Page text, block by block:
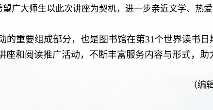
广大师生以此次讲座为契机，进一步亲近文学、热
的重要组成部分，也是图书馆在第31个世界读书日
和阅读推广活动，不断丰富服务内容与形式，助
（编